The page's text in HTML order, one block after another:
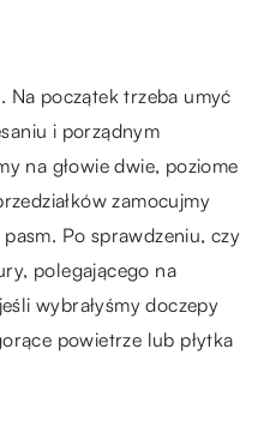
Na początek trzeba umyć
i porządnym
na głowie dwie, poziome
zamocujmy
Po sprawdzeniu, czy
polegającego na
wybrałyśmy doczepy
powietrze lub płytka